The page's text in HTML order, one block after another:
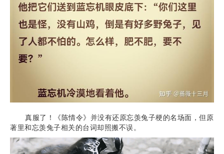
真服了！《陈情令》并没有还原忘羡兔子梗的名场面，但原
著里和忘羡兔子相关的台词却照搬不误。